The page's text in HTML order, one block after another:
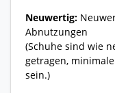
Neuwertig:
Abnutzungen
(Schuhe sind wie
getragen,
sein.)